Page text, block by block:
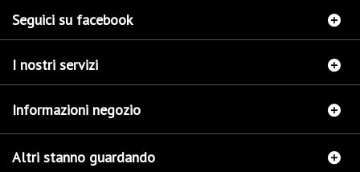
Seguici su facebook
I nostri servizi
Informazioni negozio
Altri stanno guardando